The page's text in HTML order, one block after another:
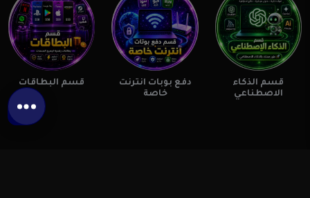
قسم الذكاء
الاصطناعي
دفع بوبات انترنت
خاصة
قسم البطاقات